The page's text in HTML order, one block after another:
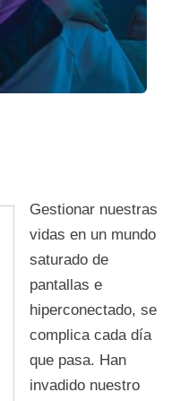
Gestionar nuestras
vidas en un mundo
saturado de
pantallas e
hiperconectado, se
complica cada día
que pasa. Han
invadido nuestro